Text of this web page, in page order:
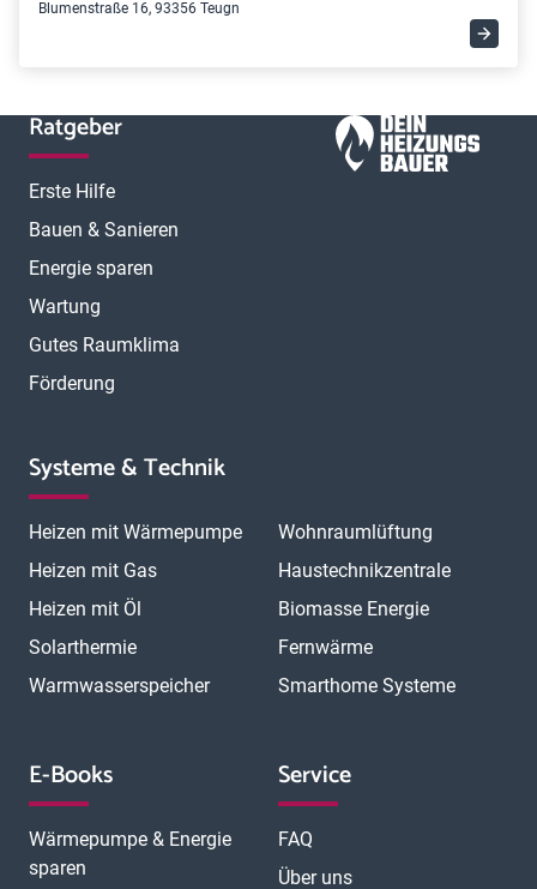
Blumenstraße 16, 93356 Teugn
Ratgeber
Erste Hilfe
Bauen & Sanieren
Energie sparen
Wartung
Gutes Raumklima
Förderung
Systeme & Technik
Heizen mit Wärmepumpe
Heizen mit Gas
Heizen mit Öl
Solarthermie
Warmwasserspeicher
Wohnraumlüftung
Haustechnikzentrale
Biomasse Energie
Fernwärme
Smarthome Systeme
E-Books
Wärmepumpe & Energie
sparen
Service
FAQ
Über uns